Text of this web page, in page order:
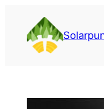
contenuto